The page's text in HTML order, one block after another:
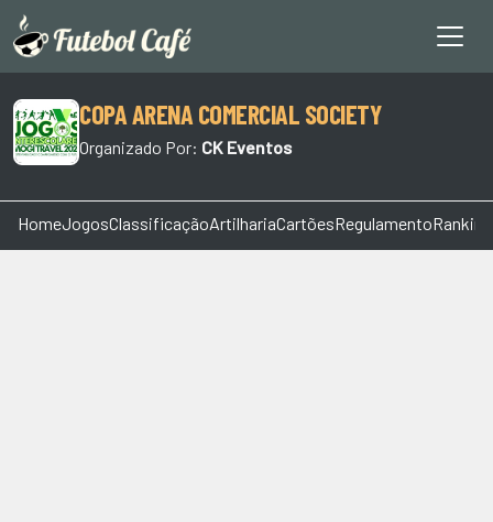
COPA ARENA COMERCIAL SOCIETY
Organizado Por: CK Eventos
HomeJogosClassificaçãoArtilhariaCartõesRegulamentoRanking